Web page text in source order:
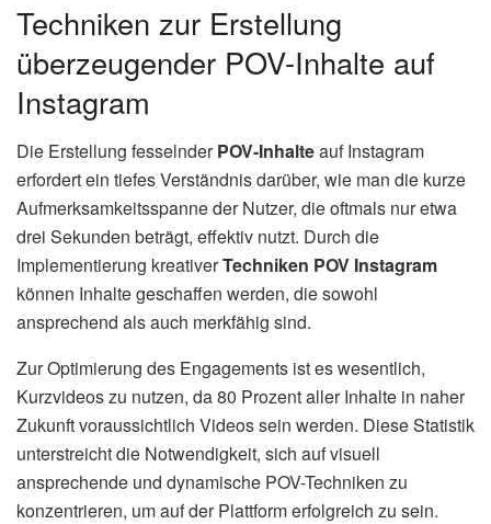
Techniken zur Erstellung
überzeugender POV-Inhalte auf
Instagram
Die Erstellung fesselnderPOV-Inhalteauf Instagram
erfordert ein tiefes Verständnis darüber, wie man die kurze
Aufmerksamkeitsspanne der Nutzer, die oftmals nur etwa
drei Sekunden beträgt, effektiv nutzt. Durch die
Implementierung kreativerTechniken POV Instagram
können Inhalte geschaffen werden, die sowohl
ansprechend als auch merkfähig sind.
Zur Optimierung des Engagements ist es wesentlich,
Kurzvideos zu nutzen, da 80 Prozent aller Inhalte in naher
Zukunft voraussichtlich Videos sein werden. Diese Statistik
unterstreicht die Notwendigkeit, sich auf visuell
ansprechende und dynamische POV-Techniken zu
konzentrieren, um auf der Plattform erfolgreich zu sein.